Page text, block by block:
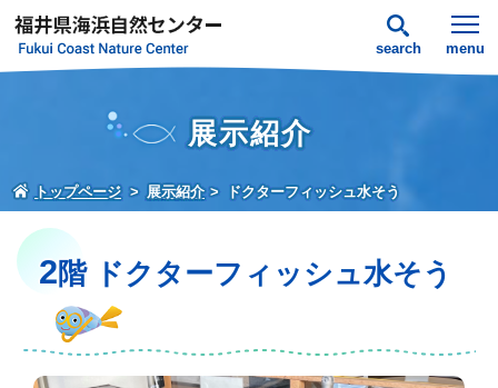
search menu
展示紹介
トップページ 展示紹介 ドクターフィッシュ水そう
2階 ドクターフィッシュ水そう